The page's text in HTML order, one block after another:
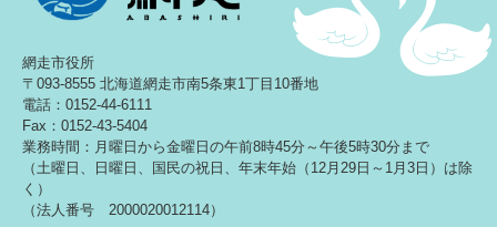
網走市役所
〒093-8555 北海道網走市南5条東1丁目10番地
電話：0152-44-6111
Fax：0152-43-5404
業務時間：月曜日から金曜日の午前8時45分～午後5時30分まで
（土曜日、日曜日、国民の祝日、年末年始（12月29日～1月3日）は除
く）
（法人番号 2000020012114）